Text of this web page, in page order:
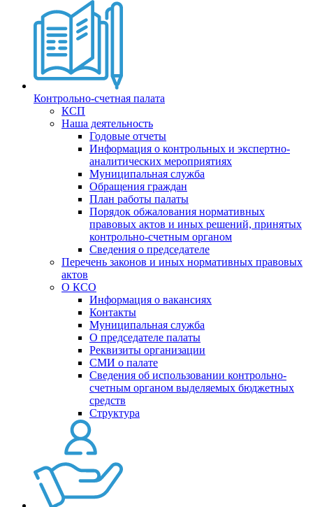
Контрольно-счетная палата
КСП
Наша деятельность
Годовые отчеты
Информация о контрольных и экспертно-
аналитических мероприятиях
Муниципальная служба
Обращения граждан
План работы палаты
Порядок обжалования нормативных
правовых актов и иных решений, принятых
контрольно-счетным органом
Сведения о председателе
Перечень законов и иных нормативных правовых
актов
О КСО
Информация о вакансиях
Контакты
Муниципальная служба
О председателе палаты
Реквизиты организации
СМИ о палате
Сведения об использовании контрольно-
счетным органом выделяемых бюджетных
средств
Структура